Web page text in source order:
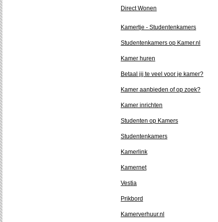
Direct Wonen
Kamertje - Studentenkamers
Studentenkamers op Kamer.nl
Kamer huren
Betaal jij te veel voor je kamer?
Kamer aanbieden of op zoek?
Kamer inrichten
Studenten op Kamers
Studentenkamers
Kamerlink
Kamernet
Vestia
Prikbord
Kamerverhuur.nl